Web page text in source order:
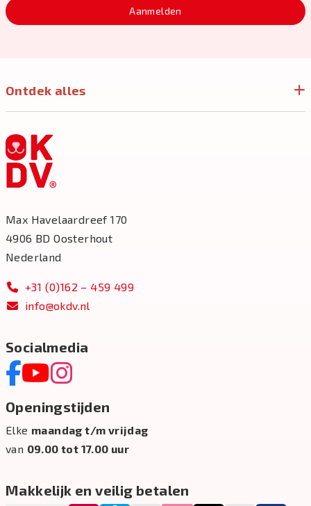
Aanmelden
Ontdek alles
Max Havelaardreef 170
4906 BD Oosterhout
Nederland
+31 (0)162 – 459 499
info@okdv.nl
Socialmedia
Openingstijden
Elke maandag t/m vrijdag
van 09.00 tot 17.00 uur
Makkelijk en veilig betalen